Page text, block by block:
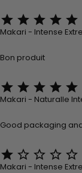
    
Makari - Intense
Bon produit
    
Makari - Naturalle
Good packaging
    
Makari - Intense